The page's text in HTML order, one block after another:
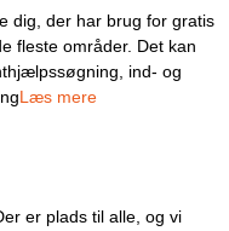
dig, der har brug for gratis
fleste områder. Det kan
ind- og
Læs mere
er plads til alle, og vi